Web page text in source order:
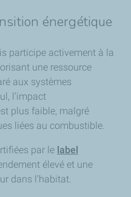
par mois environ.
pour la sécurité.
par un
entre 10 000 € et 20 000
jonglant avec des
énergétique
participe activement à la
une ressource
aux systèmes
l’impact
plus faible, malgré
liées au combustible.
par le label
élevé et une
dans l'habitat.